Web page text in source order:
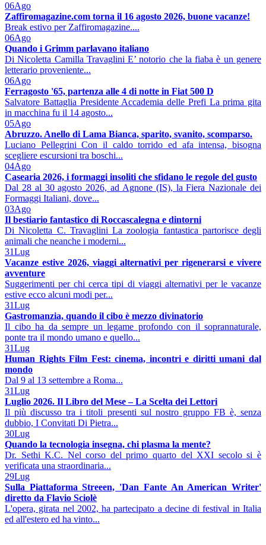
06Ago
Zaffiromagazine.com torna il 16 agosto 2026, buone vacanze!
Break estivo per Zaffiromagazine....
06Ago
Quando i Grimm parlavano italiano
Di Nicoletta Camilla Travaglini E’ notorio che la fiaba è un genere
letterario proveniente...
06Ago
Ferragosto '65, partenza alle 4 di notte in Fiat 500 D
Salvatore Battaglia Presidente Accademia delle Prefi La prima gita
in macchina fu il 14 agosto...
05Ago
Abruzzo. Anello di Lama Bianca, sparito, svanito, scomparso.
Luciano Pellegrini Con il caldo torrido ed afa intensa, bisogna
scegliere escursioni tra boschi...
04Ago
Casearia 2026, i formaggi insoliti che sfidano le regole del gusto
Dal 28 al 30 agosto 2026, ad Agnone (IS), la Fiera Nazionale dei
Formaggi Italiani, dove...
03Ago
Il bestiario fantastico di Roccascalegna e dintorni
Di Nicoletta C. Travaglini La zoologia fantastica partorisce degli
animali che neanche i moderni...
31Lug
Vacanze estive 2026, viaggi alternativi per rigenerarsi e vivere
avventure
Suggerimenti per chi cerca tipi di viaggi alternativi per le vacanze
estive ecco alcuni modi per...
31Lug
Gastromanzia, quando il cibo è mezzo divinatorio
Il cibo ha da sempre un legame profondo con il soprannaturale,
ponte tra il mondo umano e quello...
31Lug
Human Rights Film Fest: cinema, incontri e diritti umani dal
mondo
Dal 9 al 13 settembre a Roma...
31Lug
Luglio 2026. Il Libro del Mese – La Scelta dei Lettori
Il più discusso tra i titoli presenti sul nostro gruppo FB è, senza
dubbio, I Convitati Di Pietra...
30Lug
Quando la tecnologia insegna, chi plasma la mente?
Dr. Sethi K.C. Nel corso del primo quarto del XXI secolo si è
verificata una straordinaria...
29Lug
Sulla Piattaforma Streeen, 'Dan Fante An American Writer'
diretto da Flavio Sciolè
L'opera, girata nel 2002, ha partecipato a decine di festival in Italia
ed all'estero ed ha vinto...